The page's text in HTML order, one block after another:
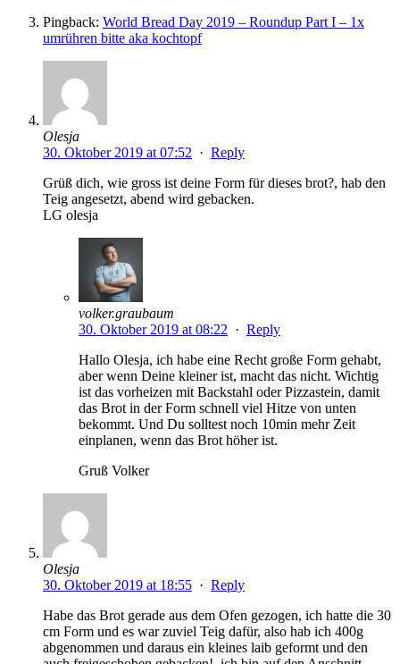
Pingback: World Bread Day 2019 – Roundup Part I – 1x
umrühren bitte aka kochtopf
Olesja
30. Oktober 2019 at 07:52 · Reply
Grüß dich, wie gross ist deine Form für dieses brot?, hab den
Teig angesetzt, abend wird gebacken.
LG olesja
volker.graubaum
30. Oktober 2019 at 08:22 · Reply
Hallo Olesja, ich habe eine Recht große Form gehabt,
aber wenn Deine kleiner ist, macht das nicht. Wichtig
ist das vorheizen mit Backstahl oder Pizzastein, damit
das Brot in der Form schnell viel Hitze von unten
bekommt. Und Du solltest noch 10min mehr Zeit
einplanen, wenn das Brot höher ist.
Gruß Volker
Olesja
30. Oktober 2019 at 18:55 · Reply
Habe das Brot gerade aus dem Ofen gezogen, ich hatte die 30
cm Form und es war zuviel Teig dafür, also hab ich 400g
abgenommen und daraus ein kleines laib geformt und den